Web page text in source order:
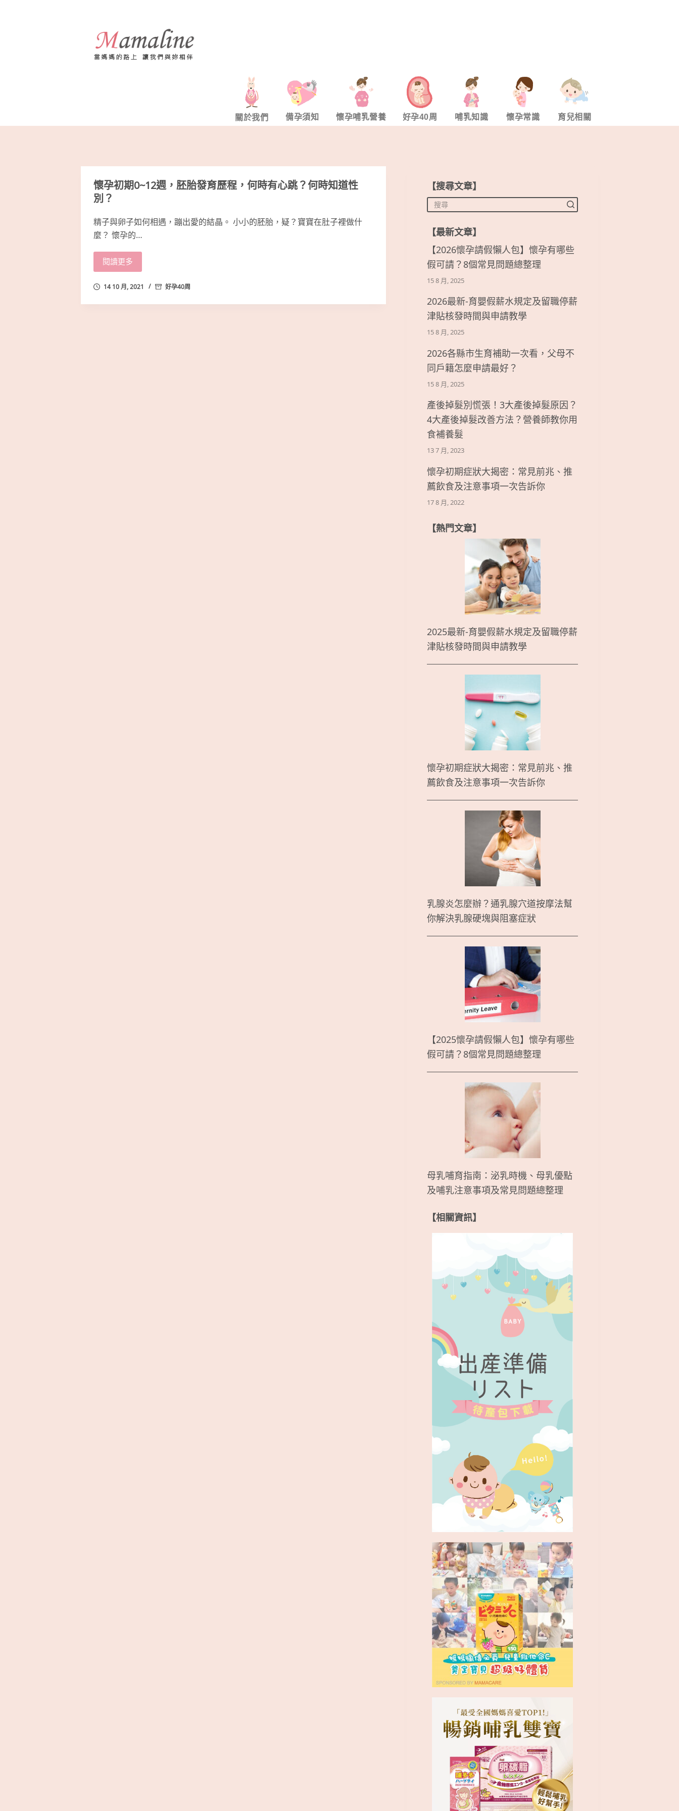
關於我們 備孕須知 懷孕哺乳營養 好孕40周 哺乳知識 懷孕常識 育兒相關
懷孕初期0~12週，胚胎發育歷程，何時有心跳？何時知道性
別？
精子與卵子如何相遇，蹦出愛的結晶。 小小的胚胎，疑？寶寶在肚子裡做什
麼？ 懷孕的…
閱讀更多
14 10 月, 2021 好孕40周
【搜尋文章】
【最新文章】
【2026懷孕請假懶人包】懷孕有哪些
假可請？8個常見問題總整理
15 8 月, 2025
2026最新-育嬰假薪水規定及留職停薪
津貼核發時間與申請教學
15 8 月, 2025
2026各縣市生育補助一次看，父母不
同戶籍怎麼申請最好？
15 8 月, 2025
產後掉髮別慌張！3大產後掉髮原因？
4大產後掉髮改善方法？營養師教你用
食補養髮
13 7 月, 2023
懷孕初期症狀大揭密：常見前兆、推
薦飲食及注意事項一次告訴你
17 8 月, 2022
【熱門文章】
2025最新-育嬰假薪水規定及留職停薪
津貼核發時間與申請教學
懷孕初期症狀大揭密：常見前兆、推
薦飲食及注意事項一次告訴你
乳腺炎怎麼辦？通乳腺穴道按摩法幫
你解決乳腺硬塊與阻塞症狀
【2025懷孕請假懶人包】懷孕有哪些
假可請？8個常見問題總整理
母乳哺育指南：泌乳時機、母乳優點
及哺乳注意事項及常見問題總整理
【相關資訊】